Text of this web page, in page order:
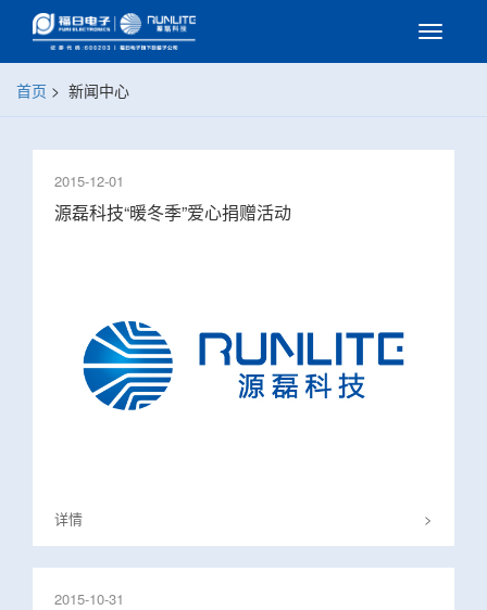
首页 > 新闻中心
2015-12-01
源磊科技“暖冬季”爱心捐赠活动
详情 >
2015-10-31